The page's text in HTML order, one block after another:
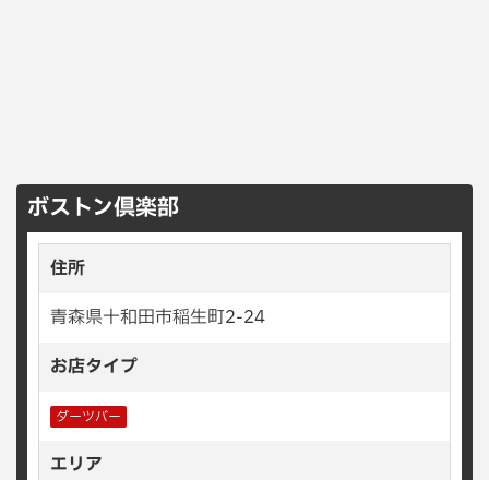
ボストン倶楽部
住所
青森県十和田市稲生町2-24
お店タイプ
ダーツバー
エリア